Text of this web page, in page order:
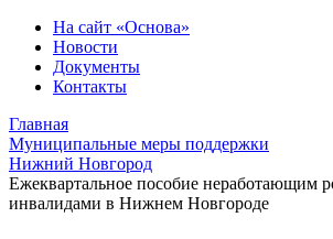
На сайт «Основа»
Новости
Документы
Контакты
Главная
Муниципальные меры поддержки
Нижний Новгород
Ежеквартальное пособие неработающим
инвалидами в Нижнем Новгороде